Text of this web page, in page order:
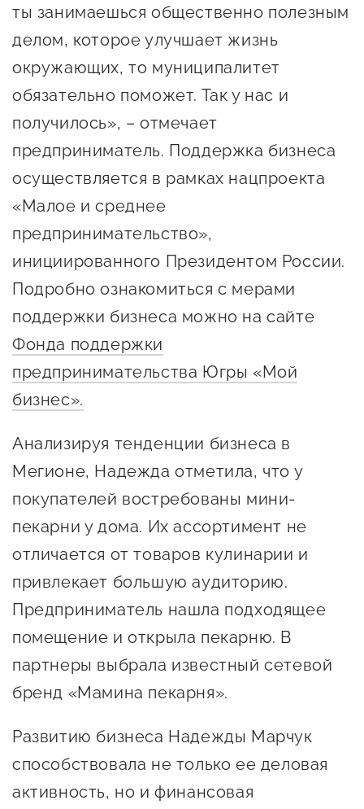
Календарь
мероприятий для
предпринимателей
Проекты
Поддержка центра
Истории успеха
Центр инноваций
О центре
Поддержка центра
предпринимателей
Истории успеха
Проекты
Оказание услуг в
социальной сфере
Центр финансовой
поддержки
Проекты
Поддержка центра
Истории успеха
Центр инновационно-
креативного
предпринимательства
Проекты
Поддержка центра
Онлайн-витрина
Нормативные
документы
Центр поддержки экспорта
Справочник
предпринимателя
предоставляющие поддержку
Интерактивные сервисы
Каталог маркетплейсов
Каталог югорских франшиз
Инвестору
Новости УФНС
Каталог грантов
ты занимаешься общественно полезным
делом, которое улучшает жизнь
окружающих, то муниципалитет
обязательно поможет. Так у нас и
получилось», – отмечает
предприниматель. Поддержка бизнеса
осуществляется в рамках нацпроекта
«Малое и среднее
предпринимательство»,
инициированного Президентом России.
Подробно ознакомиться с мерами
поддержки бизнеса можно на сайте
Фонда поддержки
предпринимательства Югры «Мой
бизнес».
Анализируя тенденции бизнеса в
Мегионе, Надежда отметила, что у
покупателей востребованы мини-
пекарни у дома. Их ассортимент не
отличается от товаров кулинарии и
привлекает большую аудиторию.
Предприниматель нашла подходящее
помещение и открыла пекарню. В
партнеры выбрала известный сетевой
бренд «Мамина пекарня».
Развитию бизнеса Надежды Марчук
способствовала не только ее деловая
активность, но и финансовая